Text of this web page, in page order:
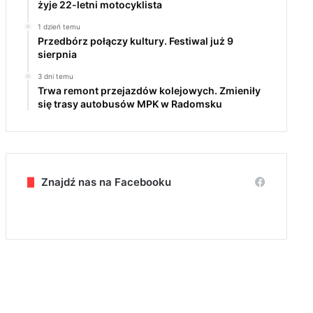
żyje 22-letni motocyklista
1 dzień temu
Przedbórz połączy kultury. Festiwal już 9
sierpnia
3 dni temu
Trwa remont przejazdów kolejowych. Zmieniły
się trasy autobusów MPK w Radomsku
Znajdź nas na Facebooku